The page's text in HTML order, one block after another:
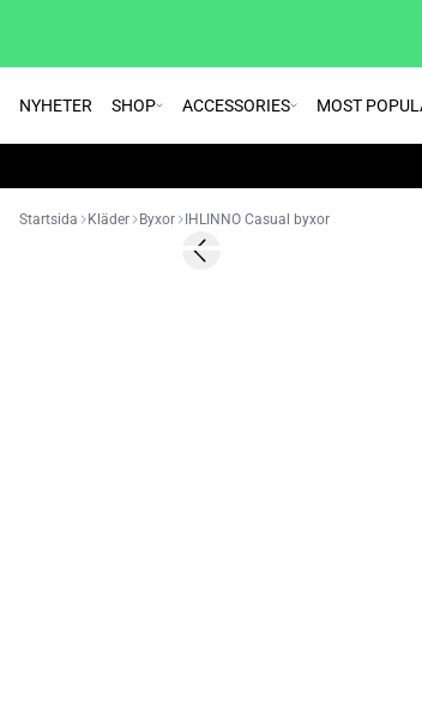
NYHETER SHOP ACCESSORIES MOST
Startsida Kläder Byxor IHLINNO Casual byxor
Previous slide